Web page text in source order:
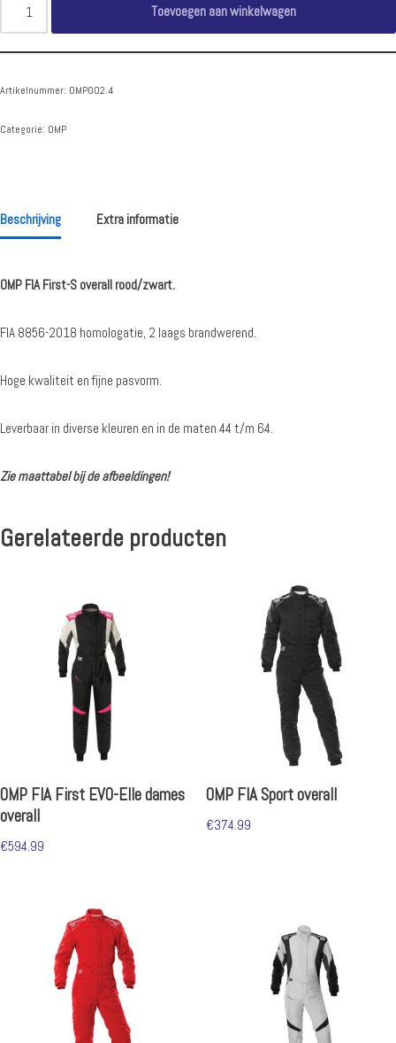
Toevoegen aan winkelwagen
Artikelnummer: OMP002.4
Categorie: OMP
Beschrijving Extra informatie
OMP FIA First-S overall rood/zwart.
FIA 8856-2018 homologatie, 2 laags brandwerend.
Hoge kwaliteit en fijne pasvorm.
Leverbaar in diverse kleuren en in de maten 44 t/m 64.
Zie maattabel bij de afbeeldingen!
Gerelateerde producten
OMP FIA First EVO-Elle dames
overall
€594.99
OMP FIA Sport overall
€374.99